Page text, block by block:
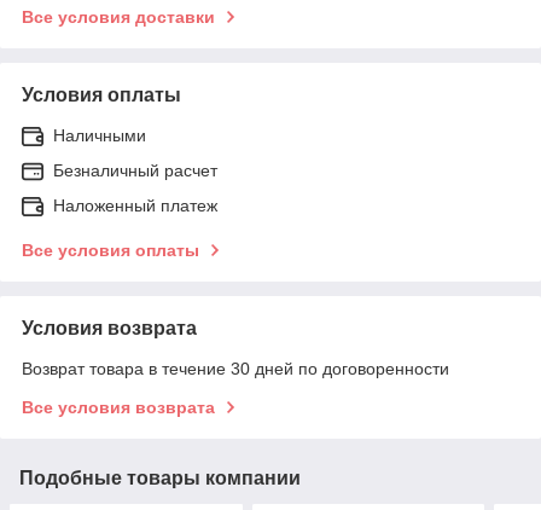
Все условия доставки
Условия оплаты
Наличными
Безналичный расчет
Наложенный платеж
Все условия оплаты
Условия возврата
Возврат товара в течение 30 дней по договоренности
Все условия возврата
Подобные товары компании